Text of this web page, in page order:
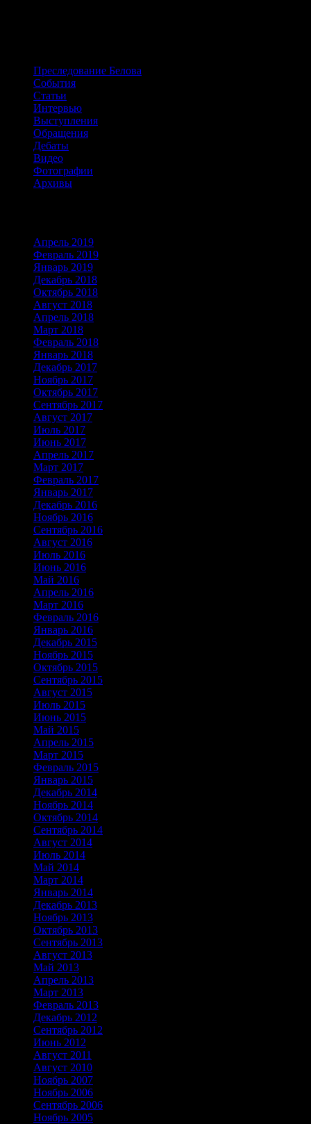
Преследование Белова
События
Статьи
Интервью
Выступления
Обращения
Дебаты
Видео
Фотографии
Архивы
Апрель 2019
Февраль 2019
Январь 2019
Декабрь 2018
Октябрь 2018
Август 2018
Апрель 2018
Март 2018
Февраль 2018
Январь 2018
Декабрь 2017
Ноябрь 2017
Октябрь 2017
Сентябрь 2017
Август 2017
Июль 2017
Июнь 2017
Апрель 2017
Март 2017
Февраль 2017
Январь 2017
Декабрь 2016
Ноябрь 2016
Сентябрь 2016
Август 2016
Июль 2016
Июнь 2016
Май 2016
Апрель 2016
Март 2016
Февраль 2016
Январь 2016
Декабрь 2015
Ноябрь 2015
Октябрь 2015
Сентябрь 2015
Август 2015
Июль 2015
Июнь 2015
Май 2015
Апрель 2015
Март 2015
Февраль 2015
Январь 2015
Декабрь 2014
Ноябрь 2014
Октябрь 2014
Сентябрь 2014
Август 2014
Июль 2014
Май 2014
Март 2014
Январь 2014
Декабрь 2013
Ноябрь 2013
Октябрь 2013
Сентябрь 2013
Август 2013
Май 2013
Апрель 2013
Март 2013
Февраль 2013
Декабрь 2012
Сентябрь 2012
Июнь 2012
Август 2011
Август 2010
Ноябрь 2007
Ноябрь 2006
Сентябрь 2006
Ноябрь 2005